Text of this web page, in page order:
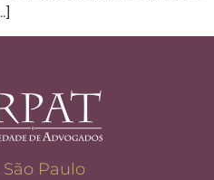
Paulo